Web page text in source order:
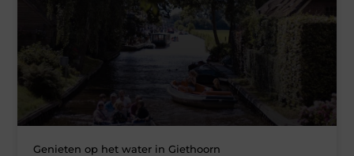
Genieten op het water in Giethoorn